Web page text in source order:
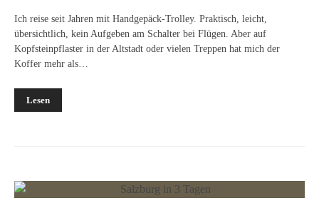
Ich reise seit Jahren mit Handgepäck-Trolley. Praktisch, leicht,
übersichtlich, kein Aufgeben am Schalter bei Flügen. Aber auf
Kopfsteinpflaster in der Altstadt oder vielen Treppen hat mich der
Koffer mehr als…
Lesen